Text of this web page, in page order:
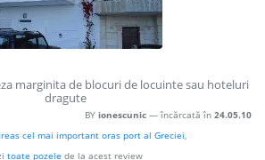
marginita de blocuri de locuinte sau hoteluri
dragute
BY ionescunic — încărcată în 24.05.10
cel mai important oras port al Greciei,
toate pozele de la acest review